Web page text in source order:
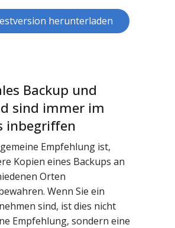
herunterladen
Backup und
sind immer im
inbegriffen
Empfehlung ist,
Kopien eines Backups an
Orten
Wenn Sie ein
sind, ist dies nicht
Empfehlung, sondern eine